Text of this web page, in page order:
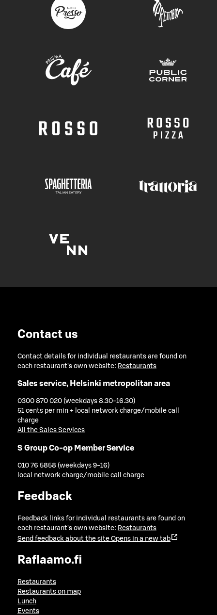
Contact us
Contact details for individual restaurants are found on
each restaurant's own website: Restaurants
Sales service, Helsinki metropolitan area
0300 870 020 (weekdays 8.30-16.30)
51 cents per min + local network charge/mobile call
charge
All the Sales Services
S Group Co-op Member Service
010 76 5858 (weekdays 9-16)
local network charge/mobile call charge
Feedback
Feedback links for individual restaurants are found on
each restaurant's own website: Restaurants
Send feedback about the site Opens in a new tab
Raflaamo.fi
Restaurants
Restaurants on map
Lunch
Events